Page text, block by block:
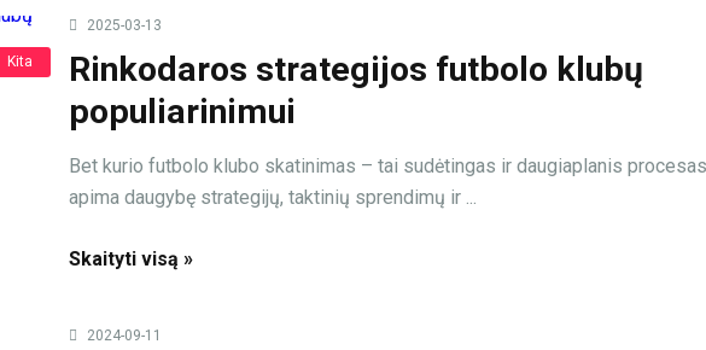
Kita
2025-03-13
Rinkodaros strategijos futbolo klubų
populiarinimui
Bet kurio futbolo klubo skatinimas – tai sudėtingas ir daugiaplanis
apima daugybę strategijų, taktinių sprendimų ir ...
Skaityti visą »
2024-09-11